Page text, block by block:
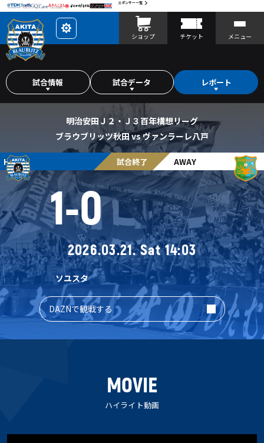
スポンサー一覧
レ
イ
ア
を
タ
マ
ズ
ショップ チケット メニュー
試合情報 試合データ レポート
明治安田Ｊ２・Ｊ３百年構想リーグ
ブラウブリッツ秋田 vs ヴァンラーレ八戸
HOME 試合終了 AWAY
1-0
2026.03.21. Sat 14:03
ソユスタ
DAZNで観戦する
MOVIE
ハイライト動画